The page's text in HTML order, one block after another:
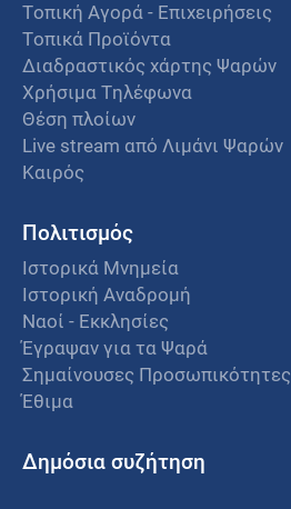
Τοπική Αγορά - Επιχειρήσεις
Τοπικά Προϊόντα
Διαδραστικός χάρτης Ψαρών
Χρήσιμα Τηλέφωνα
Θέση πλοίων
Live stream από Λιμάνι Ψαρών
Καιρός
Πολιτισμός
Ιστορικά Μνημεία
Ιστορική Αναδρομή
Ναοί - Εκκλησίες
Έγραψαν για τα Ψαρά
Σημαίνουσες Προσωπικότητες
Έθιμα
Δημόσια συζήτηση